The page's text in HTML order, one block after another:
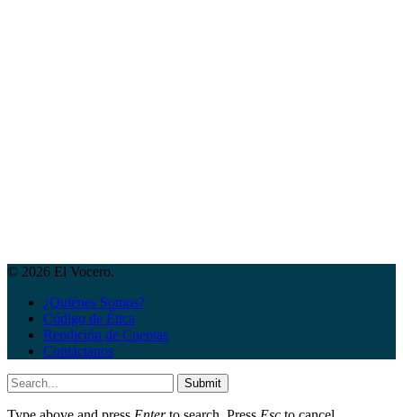
© 2026 El Vocero.
¿Quiénes Somos?
Código de Ética
Rendición de Cuentas
Contáctanos
Submit